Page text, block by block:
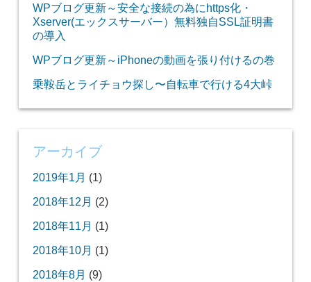
WPブログ更新～安全な接続の為にhttps化・
Xserver(エックスサーバー）無料独自SSL証明書
の導入
WPブログ更新～iPhoneの動画を張り付けるの巻
乗鞍岳とライチョウ探し〜自転車で行ける4大峠
アーカイブ
2019年1月 (1)
2018年12月 (2)
2018年11月 (1)
2018年10月 (1)
2018年8月 (9)